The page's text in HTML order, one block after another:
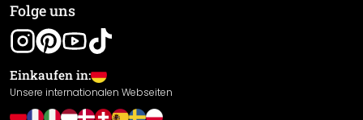
Gewährleistung
Leistungserklärung / CE-Zeichen
Cookie Einstellungen
Folge uns
Einkaufen in:
Unsere internationalen Webseiten